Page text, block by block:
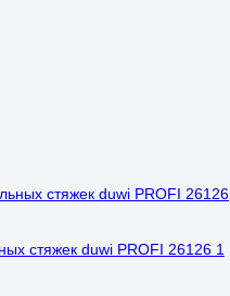
стяжек duwi PROFI 26126 1